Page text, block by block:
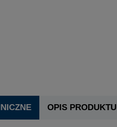
OPIS PRODUKTU